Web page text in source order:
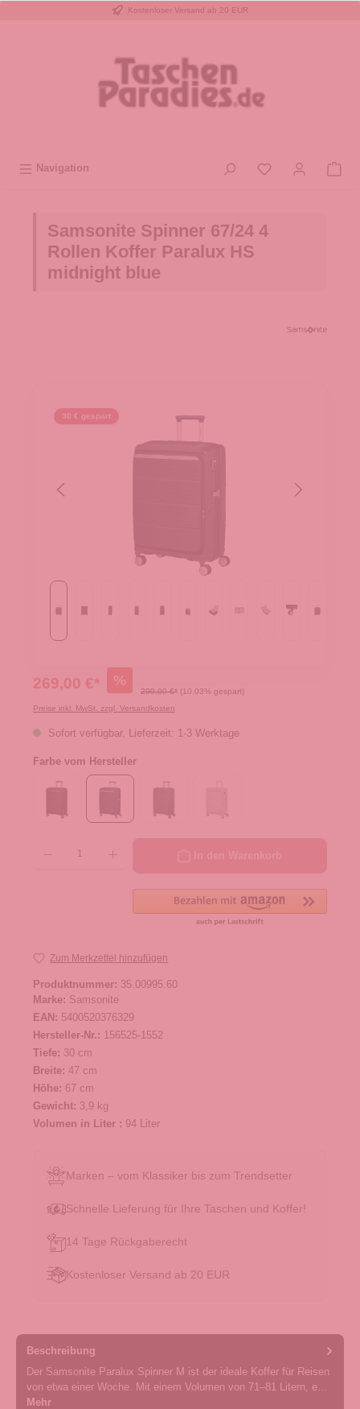
Kostenloser Versand ab 20 EUR
Navigation
Samsonite Spinner 67/24 4
Rollen Koffer Paralux HS
midnight blue
30 € gespart
269,00 €* %
299,00 €* (10.03% gespart)
Preise inkl. MwSt. zzgl. Versandkosten
Sofort verfügbar, Lieferzeit: 1-3 Werktage
Farbe vom Hersteller
Zum Merkzettel hinzufügen
Produktnummer: 35.00995.60
Marke: Samsonite
EAN: 5400520376329
Hersteller-Nr.: 156525-1552
Tiefe: 30 cm
Breite: 47 cm
Höhe: 67 cm
Gewicht: 3,9 kg
Volumen in Liter : 94 Liter
Marken – vom Klassiker bis zum Trendsetter
Schnelle Lieferung für Ihre Taschen und Koffer!
14 Tage Rückgaberecht
Kostenloser Versand ab 20 EUR
Beschreibung
Der Samsonite Paralux Spinner M ist der ideale Koffer für Reisen
von etwa einer Woche. Mit einem Volumen von 71–81 Litern, e…
Mehr